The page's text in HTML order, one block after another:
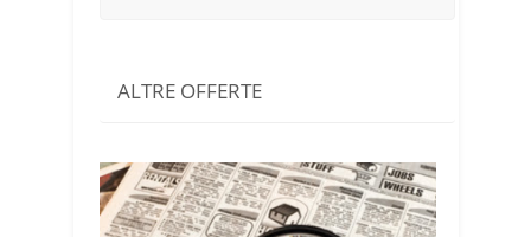
ALTRE OFFERTE